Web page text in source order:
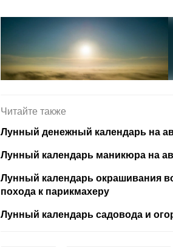
Читайте также
Лунный денежный календарь на
Лунный календарь маникюра на
Лунный календарь окрашивания
похода к парикмахеру
Лунный календарь садовода и